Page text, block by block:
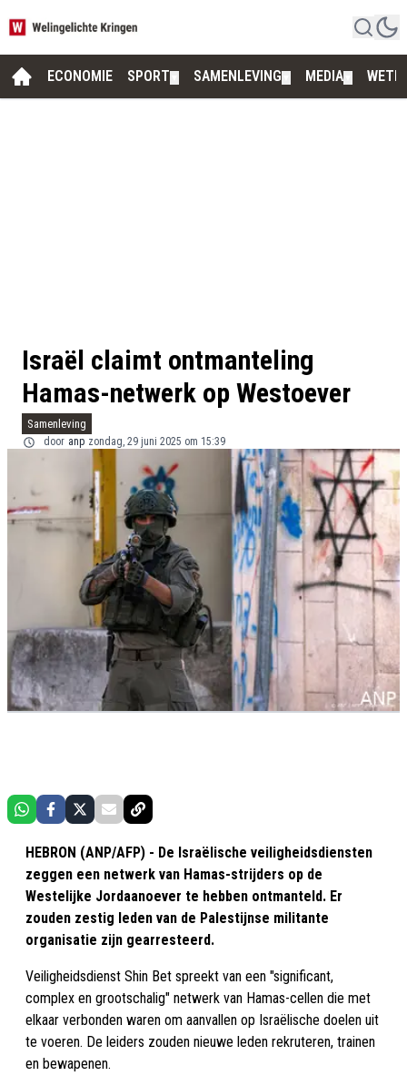
ECONOMIE SPORT SAMENLEVING MEDIA
Israël claimt ontmanteling
Hamas-netwerk op Westoever
Samenleving
door anp zondag, 29 juni 2025 om 15:39
HEBRON (ANP/AFP) - De Israëlische veiligheidsdiensten
zeggen een netwerk van Hamas-strijders op de
Westelijke Jordaanoever te hebben ontmanteld. Er
zouden zestig leden van de Palestijnse militante
organisatie zijn gearresteerd.
Veiligheidsdienst Shin Bet spreekt van een "significant,
complex en grootschalig" netwerk van Hamas-cellen die met
elkaar verbonden waren om aanvallen op Israëlische doelen uit
te voeren. De leiders zouden nieuwe leden rekruteren, trainen
en bewapenen.